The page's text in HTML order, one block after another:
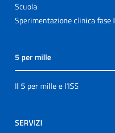
Scuola
Sperimentazione clinica fase I
5 per mille
Il 5 per mille e l'ISS
SERVIZI